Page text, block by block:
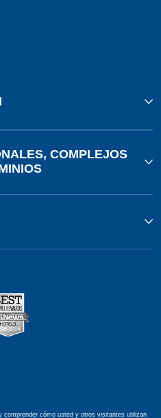
COMPLEJOS
comprender cómo usted y otros visitantes utilizan